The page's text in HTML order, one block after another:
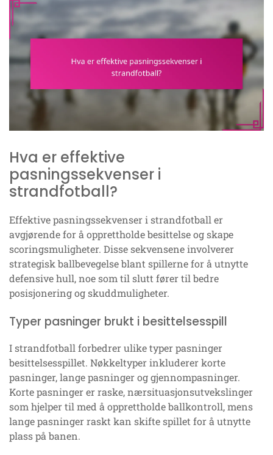
Hva er effektive
pasningssekvenser i
strandfotball?
Effektive pasningssekvenser i strandfotball er
avgjørende for å opprettholde besittelse og skape
scoringsmuligheter. Disse sekvensene involverer
strategisk ballbevegelse blant spillerne for å utnytte
defensive hull, noe som til slutt fører til bedre
posisjonering og skuddmuligheter.
Typer pasninger brukt i besittelsesspill
I strandfotball forbedrer ulike typer pasninger
besittelsesspillet. Nøkkeltyper inkluderer korte
pasninger, lange pasninger og gjennompasninger.
Korte pasninger er raske, nærsituasjonsutvekslinger
som hjelper til med å opprettholde ballkontroll, mens
lange pasninger raskt kan skifte spillet for å utnytte
plass på banen.